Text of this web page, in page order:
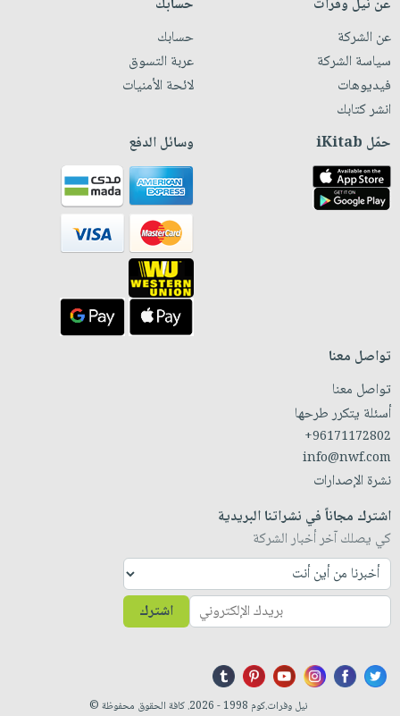
عن نيل وفرات
عن الشركة
سياسة الشركة
فيديوهات
انشر كتابك
حسابك
حسابك
عربة التسوق
لائحة الأمنيات
حمّل iKitab وسائل الدفع
تواصل معنا
تواصل معنا
أسئلة يتكرر طرحها
+96171172802
info@nwf.com
نشرة الإصدارات
اشترك مجاناً في نشراتنا البريدية
كي يصلك آخر أخبار الشركة
اشترك
نيل وفرات.كوم 1998 - 2026. كافة الحقوق محفوظة ©